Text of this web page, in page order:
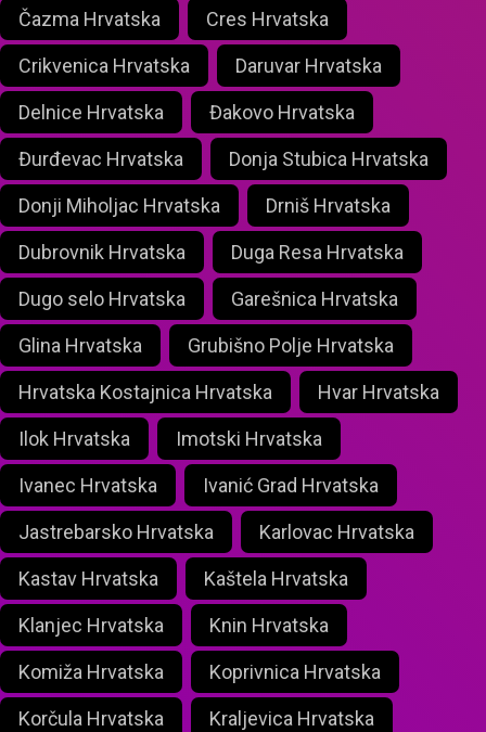
Čazma Hrvatska Cres Hrvatska
Crikvenica Hrvatska Daruvar Hrvatska
Delnice Hrvatska Đakovo Hrvatska
Đurđevac Hrvatska Donja Stubica Hrvatska
Donji Miholjac Hrvatska Drniš Hrvatska
Dubrovnik Hrvatska Duga Resa Hrvatska
Dugo selo Hrvatska Garešnica Hrvatska
Glina Hrvatska Grubišno Polje Hrvatska
Hrvatska Kostajnica Hrvatska Hvar Hrvatska
Ilok Hrvatska Imotski Hrvatska
Ivanec Hrvatska Ivanić Grad Hrvatska
Jastrebarsko Hrvatska Karlovac Hrvatska
Kastav Hrvatska Kaštela Hrvatska
Klanjec Hrvatska Knin Hrvatska
Komiža Hrvatska Koprivnica Hrvatska
Korčula Hrvatska Kraljevica Hrvatska